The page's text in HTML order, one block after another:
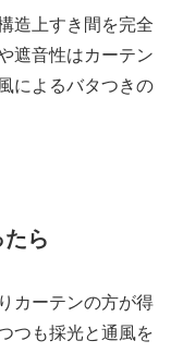
造上すき間を完全
遮音性はカーテン
によるバタつきの
ら
カーテンの方が得
つも採光と通風を